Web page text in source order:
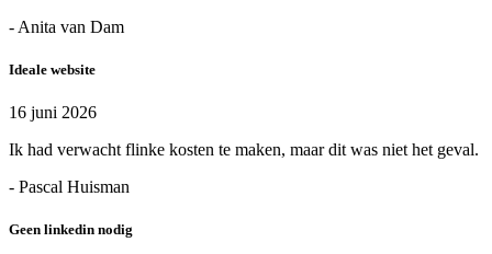
- Anita van Dam
Ideale website
16 juni 2026
Ik had verwacht flinke kosten te maken, maar dit was niet het geval.
- Pascal Huisman
Geen linkedin nodig